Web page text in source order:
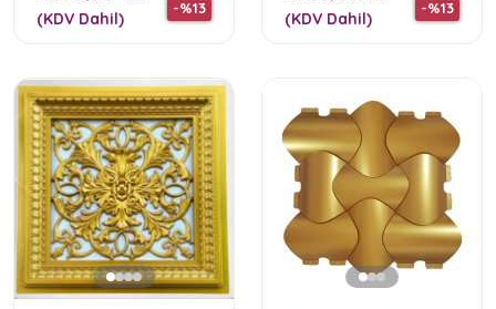
-%13
(KDV Dahil)
-%13
(KDV Dahil)